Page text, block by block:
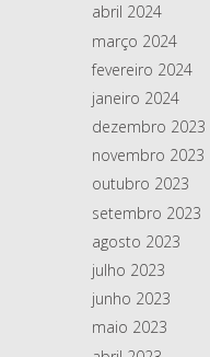
abril 2024
março 2024
fevereiro 2024
janeiro 2024
dezembro 2023
novembro 2023
outubro 2023
setembro 2023
agosto 2023
julho 2023
junho 2023
maio 2023